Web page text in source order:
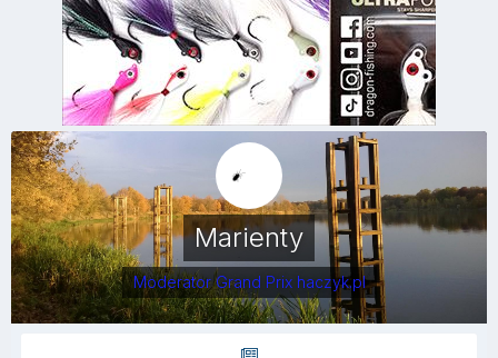
Marienty
Moderator Grand Prix haczyk.pl